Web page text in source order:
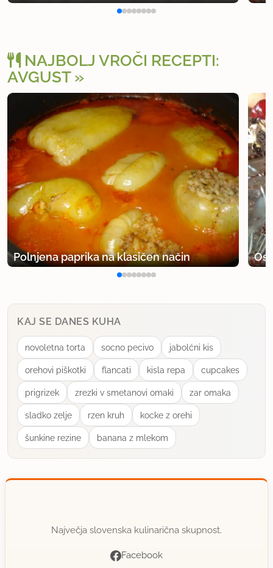
NAJBOLJ VROČI RECEPTI:
AVGUST
Polnjena paprika na klasičen način
KAJ SE DANES KUHA
novoletna torta socno pecivo jabolćni kis
orehovi piškotki flancati kisla repa cupcakes
prigrizek zrezki v smetanovi omaki zar omaka
sladko zelje rzen kruh kocke z orehi
šunkine rezine banana z mlekom
Največja slovenska kulinarična skupnost.
Facebook